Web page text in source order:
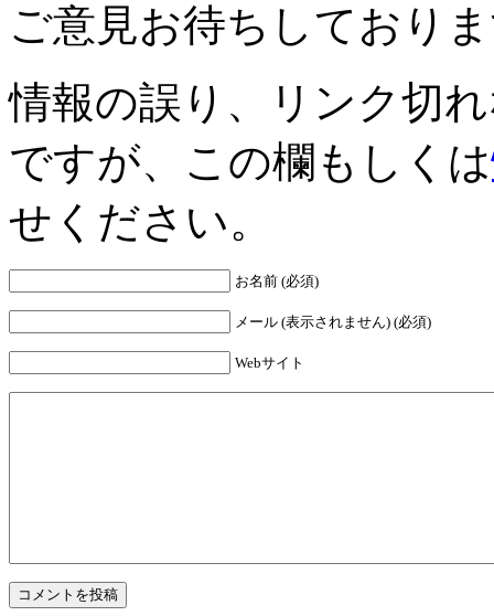
ご意見お待ちしており
情報の誤り、リンク切
ですが、この欄もしくは
せください。
お名前 (必須)
メール (表示されません) (必須)
Webサイト